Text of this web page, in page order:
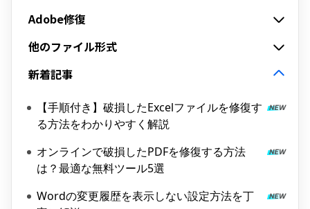
Adobe修復
他のファイル形式
新着記事
【手順付き】破損したExcelファイルを修復す
る方法をわかりやすく解説
オンラインで破損したPDFを修復する方法
は？最適な無料ツール5選
Wordの変更履歴を表示しない設定方法を丁